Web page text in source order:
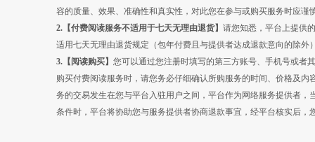
容的质量、效果、准确性和真实性，对此您在参与或购买服务时应谨
2.【付费阅读服务不适用于七天无理由退货】 请您知悉，平台上提供
适用七天无理由退货规定（包年付费且与提供者达成退款意向的除外
3.【阅读购买】 您可以通过您注册时填写的第三方账号、手机号或者
购买付费阅读服务时，请您务必仔细确认所购服务的时间、价格及
务的交易发生在您与平台入驻用户之间，平台作为网络服务提供者
条件时，平台将协助您与服务提供者协商退款事宜，经平台核实后，